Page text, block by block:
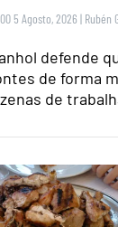
5 Agosto, 2026 | Rubén
defende
de forma
de